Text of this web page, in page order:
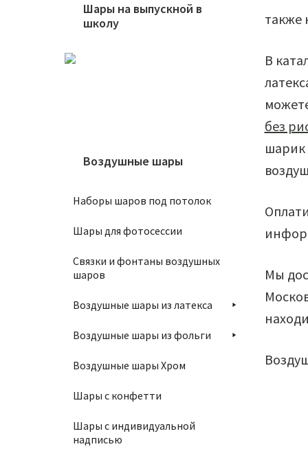
также
В
без
шарик
Мы
Шары на выпускной в
школу
Воздушные шары
Наборы шаров под потолок
Шары для фотосессии
Связки и фонтаны воздушных
шаров
Воздушные шары из латекса
Воздушные шары из фольги
Воздушные шары Хром
Шары с конфетти
Шары с индивидуальной
надписью